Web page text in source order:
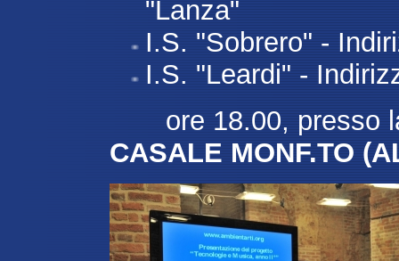
"Lanza"
I.S. "Sobrero" -
I.S. "Leardi" -
ore 18.00, presso la
CASALE MONF.TO